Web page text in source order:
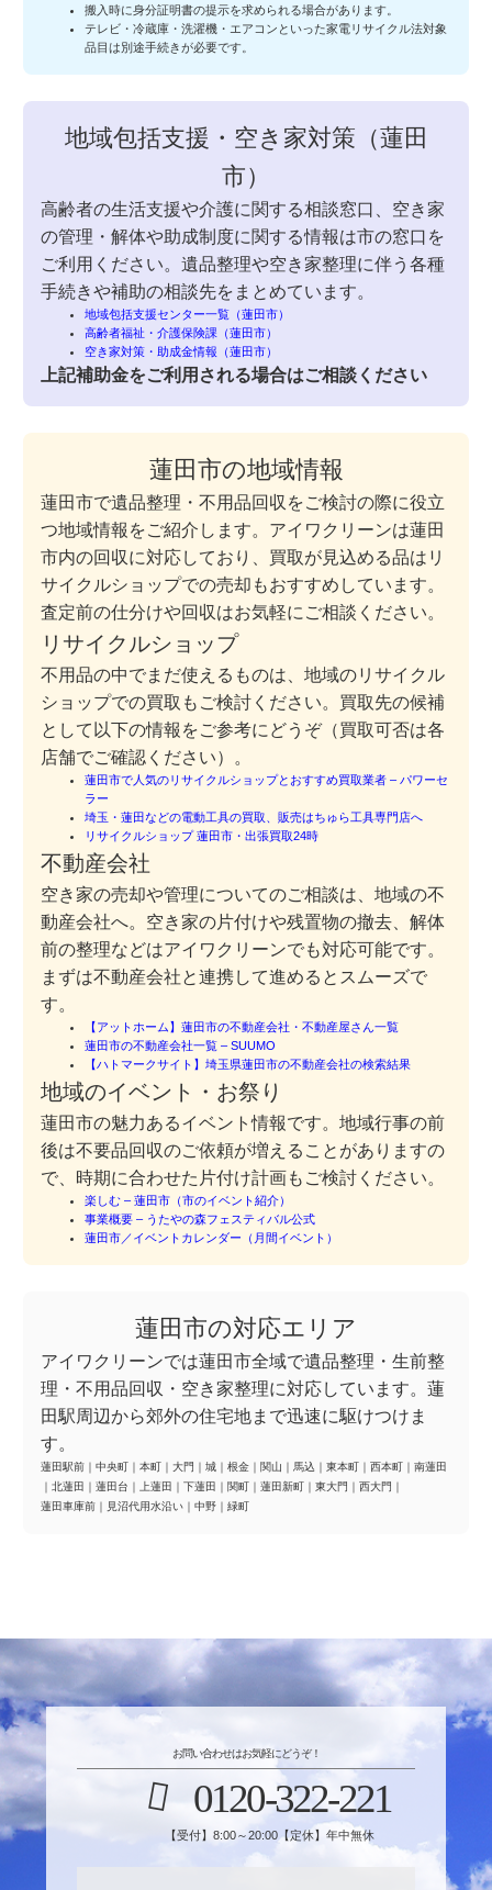
搬入時に身分証明書の提示を求められる場合があります。
テレビ・冷蔵庫・洗濯機・エアコンといった家電リサイクル法対象
品目は別途手続きが必要です。
地域包括支援・空き家対策（蓮田
市）
高齢者の生活支援や介護に関する相談窓口、空き家
の管理・解体や助成制度に関する情報は市の窓口を
ご利用ください。遺品整理や空き家整理に伴う各種
手続きや補助の相談先をまとめています。
地域包括支援センター一覧（蓮田市）
高齢者福祉・介護保険課（蓮田市）
空き家対策・助成金情報（蓮田市）
上記補助金をご利用される場合はご相談ください
蓮田市の地域情報
蓮田市で遺品整理・不用品回収をご検討の際に役立
つ地域情報をご紹介します。アイワクリーンは蓮田
市内の回収に対応しており、買取が見込める品はリ
サイクルショップでの売却もおすすめしています。
査定前の仕分けや回収はお気軽にご相談ください。
リサイクルショップ
不用品の中でまだ使えるものは、地域のリサイクル
ショップでの買取もご検討ください。買取先の候補
として以下の情報をご参考にどうぞ（買取可否は各
店舗でご確認ください）。
蓮田市で人気のリサイクルショップとおすすめ買取業者 – パワーセ
ラー
埼玉・蓮田などの電動工具の買取、販売はちゅら工具専門店へ
リサイクルショップ 蓮田市・出張買取24時
不動産会社
空き家の売却や管理についてのご相談は、地域の不
動産会社へ。空き家の片付けや残置物の撤去、解体
前の整理などはアイワクリーンでも対応可能です。
まずは不動産会社と連携して進めるとスムーズで
す。
【アットホーム】蓮田市の不動産会社・不動産屋さん一覧
蓮田市の不動産会社一覧 – SUUMO
【ハトマークサイト】埼玉県蓮田市の不動産会社の検索結果
地域のイベント・お祭り
蓮田市の魅力あるイベント情報です。地域行事の前
後は不要品回収のご依頼が増えることがありますの
で、時期に合わせた片付け計画もご検討ください。
楽しむ – 蓮田市（市のイベント紹介）
事業概要 – うたやの森フェスティバル公式
蓮田市／イベントカレンダー（月間イベント）
蓮田市の対応エリア
アイワクリーンでは蓮田市全域で遺品整理・生前整
理・不用品回収・空き家整理に対応しています。蓮
田駅周辺から郊外の住宅地まで迅速に駆けつけま
す。
蓮田駅前 ｜ 中央町 ｜ 本町 ｜ 大門 ｜ 城 ｜ 根金 ｜ 関山 ｜ 馬込 ｜ 東本町 ｜ 西本町 ｜ 南蓮田
｜ 北蓮田 ｜ 蓮田台 ｜ 上蓮田 ｜ 下蓮田 ｜ 関町 ｜ 蓮田新町 ｜ 東大門 ｜ 西大門 ｜
蓮田車庫前 ｜ 見沼代用水沿い ｜ 中野 ｜ 緑町
お問い合わせはお気軽にどうぞ！
0120-322-221
【受付】8:00～20:00【定休】年中無休